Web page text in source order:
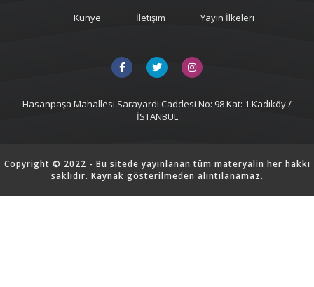
Künye İletişim Yayın İlkeleri
Hasanpaşa Mahallesi Sarayardi Caddesi No: 98 Kat: 1 Kadıköy /
İSTANBUL
Copyright © 2022 - Bu sitede yayınlanan tüm materyalin her hakkı
saklıdır. Kaynak gösterilmeden alıntılanamaz.